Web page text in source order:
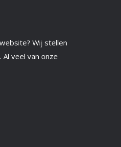
Wij stellen
veel van onze